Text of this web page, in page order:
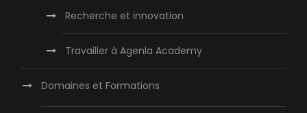
Recherche et innovation
Travailler à Agenla Academy
Domaines et Formations